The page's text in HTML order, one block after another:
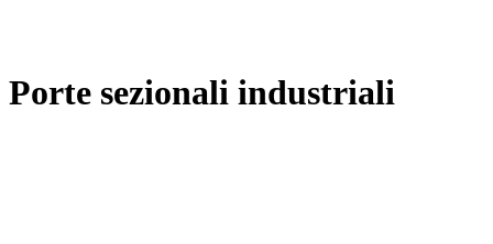
Porte sezionali industriali